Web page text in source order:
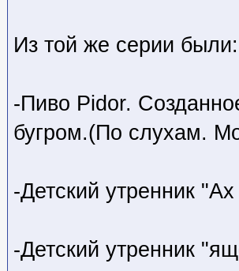
Из той же серии были:
-Пиво Pidor.
бугром.(По слухам.
-Детский утренник
-Детский утренник